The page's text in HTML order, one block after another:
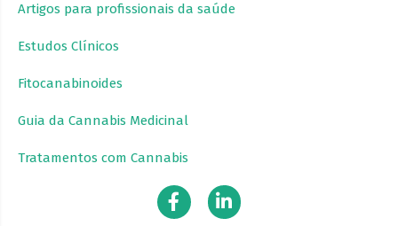
Artigos para profissionais da saúde
Estudos Clínicos
Fitocanabinoides
Guia da Cannabis Medicinal
Tratamentos com Cannabis